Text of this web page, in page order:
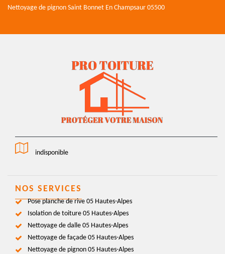
Nettoyage de pignon Saint Bonnet En Champsaur 05500
indisponible
NOS SERVICES
Pose planche de rive 05 Hautes-Alpes
Isolation de toiture 05 Hautes-Alpes
Nettoyage de dalle 05 Hautes-Alpes
Nettoyage de façade 05 Hautes-Alpes
Nettoyage de pignon 05 Hautes-Alpes